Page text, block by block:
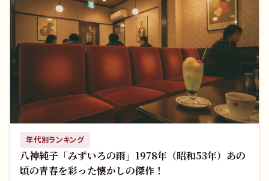
年代別ランキング
八神純子「みずいろの雨」1978年（昭和53年）あの
頃の青春を彩った懐かしの傑作！